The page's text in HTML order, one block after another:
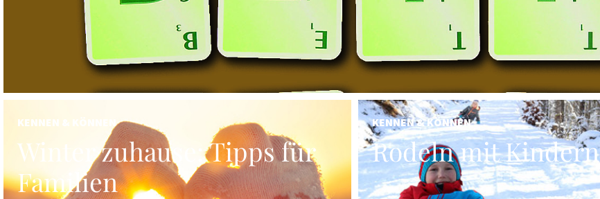
KENNEN & KÖNNEN
Winter zuhause: Tipps für
Familien
KENNEN & KÖNNEN
Rodeln mit Kindern